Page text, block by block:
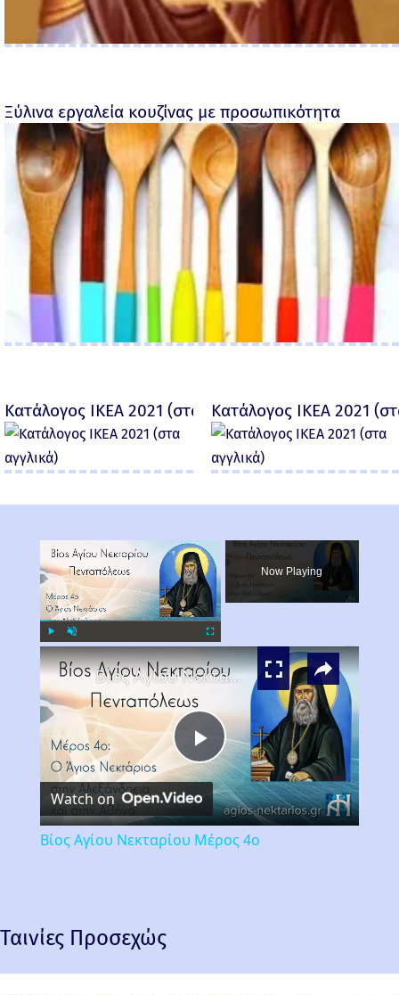
Ξύλινα εργαλεία κουζίνας με προσωπικότητα
Κατάλογος IKEA 2021 (στα αγγλικά)Κατάλογος IKEA 2021
Now Playing
×
Play
Video
Βίος Αγίου Νεκταρίου Μέρος 4ο
Watch on
Βίος Αγίου Νεκταρίου Μέρος 4ο
Ταινίες Προσεχώς